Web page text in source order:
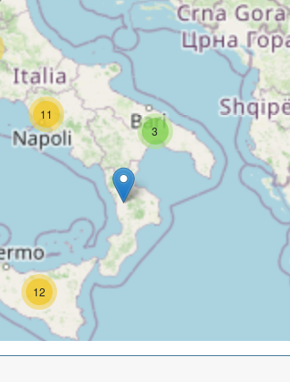
3
11
12